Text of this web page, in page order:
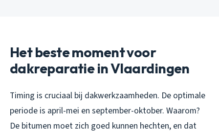
Het beste moment voor
dakreparatie in Vlaardingen
Timing is cruciaal bij dakwerkzaamheden. De optimale
periode is april-mei en september-oktober. Waarom?
De bitumen moet zich goed kunnen hechten, en dat